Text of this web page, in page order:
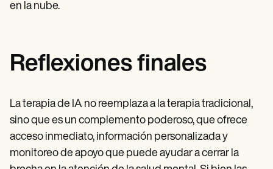
en la nube.
Reflexiones finales
La terapia de IA no reemplaza a la terapia tradicional,
sino que es un complemento poderoso, que ofrece
acceso inmediato, información personalizada y
monitoreo de apoyo que puede ayudar a cerrar la